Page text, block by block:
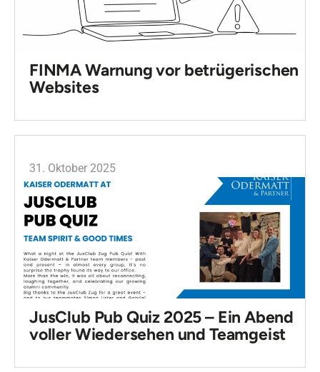
FINMA Warnung vor betrügerischen
Websites
31. Oktober 2025
JusClub Pub Quiz 2025 – Ein Abend
voller Wiedersehen und Teamgeist